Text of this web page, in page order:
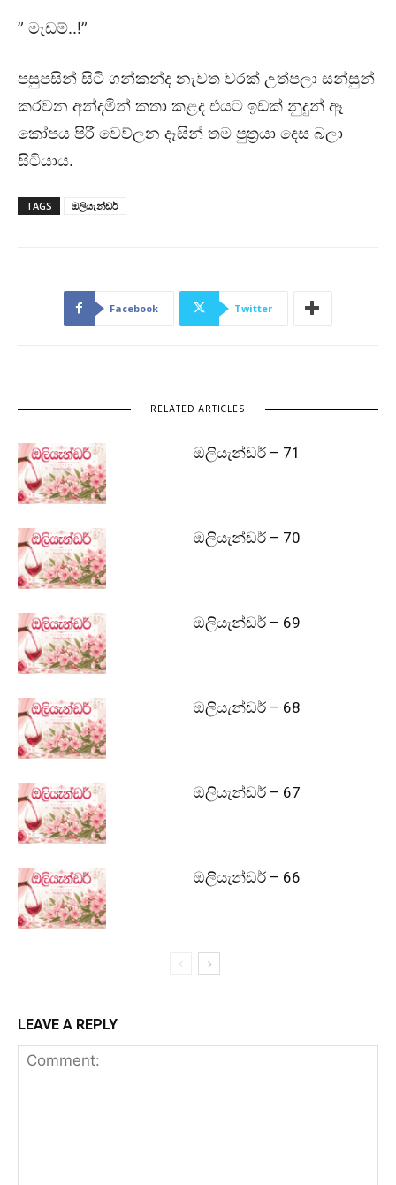
” මැඩම්..!”
පසුපසින් සිටි ගන්කන්ද නැවත වරක් උත්පලා සන්සුන්
කරවන අන්දමින් කතා කළද එයට ඉඩක් නුදුන් ඈ
කෝපය පිරී වෙව්ලන දෑසින් තම පුත්‍රයා දෙස බලා
සිටියාය.
TAGS ඔලියැන්ඩර්
Facebook Twitter
RELATED ARTICLES
ඔලියැන්ඩර් – 71
ඔලියැන්ඩර් – 70
ඔලියැන්ඩර් – 69
ඔලියැන්ඩර් – 68
ඔලියැන්ඩර් – 67
ඔලියැන්ඩර් – 66
LEAVE A REPLY